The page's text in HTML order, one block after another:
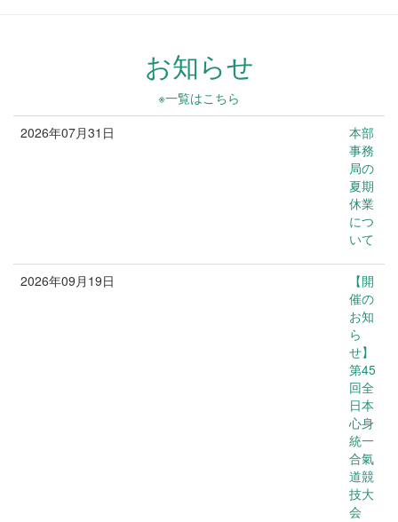
お知らせ
※一覧はこちら
2026年07月31日
本部
事務
局の
夏期
休業
につ
いて
2026年09月19日
【開
催の
お知
ら
せ】
第45
回全
日本
心身
統一
合氣
道競
技大
会